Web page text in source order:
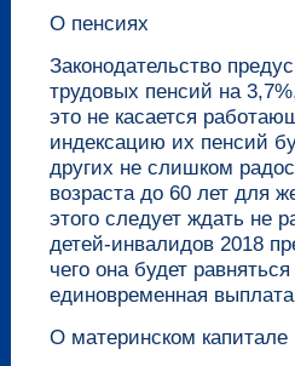
О пенсиях
Законодательство
трудовых пенсий на
это не касается
индексацию их пенсий
других не слишком
возраста до 60 лет для
этого следует ждать не
детей-инвалидов 2018
чего она будет
единовременная
О материнском капитале